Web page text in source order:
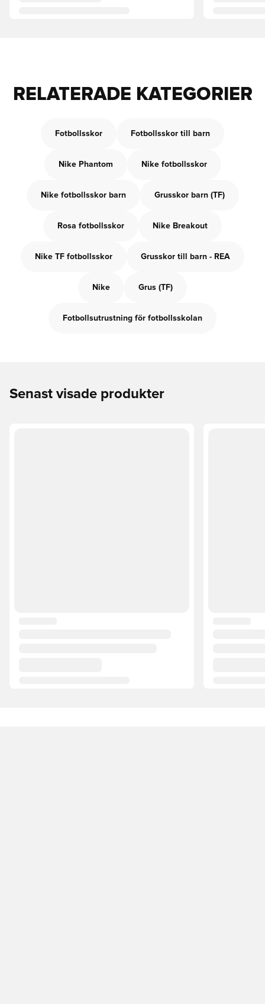
RELATERADE KATEGORIER
Fotbollsskor Fotbollsskor till barn
Nike Phantom Nike fotbollsskor
Nike fotbollsskor barn Grusskor barn (TF)
Rosa fotbollsskor Nike Breakout
Nike TF fotbollsskor Grusskor till barn - REA
Nike Grus (TF)
Fotbollsutrustning för fotbollsskolan
Senast visade produkter